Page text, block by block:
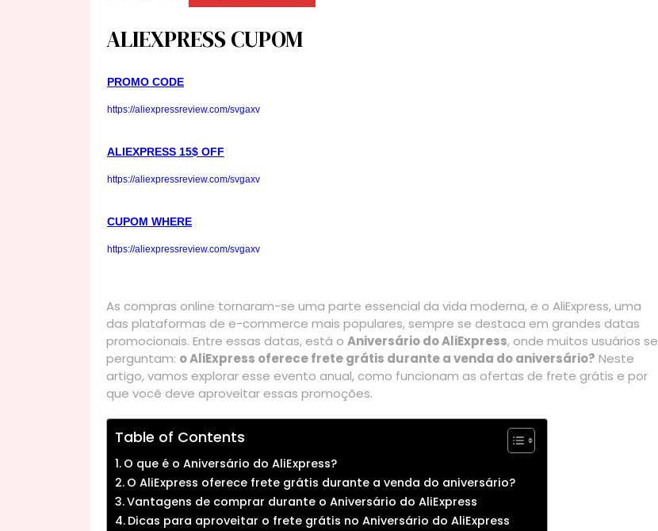
ALIEXPRESS CUPOM
PROMO CODE
https://aliexpressreview.com/svgaxv
ALIEXPRESS 15$ OFF
https://aliexpressreview.com/svgaxv
CUPOM WHERE
https://aliexpressreview.com/svgaxv
As compras online tornaram-se uma parte essencial da vida moderna, e o AliExpress, uma
das plataformas de e-commerce mais populares, sempre se destaca em grandes datas
promocionais. Entre essas datas, está o Aniversário do AliExpress, onde muitos usuários se
perguntam: o AliExpress oferece frete grátis durante a venda do aniversário? Neste
artigo, vamos explorar esse evento anual, como funcionam as ofertas de frete grátis e por
que você deve aproveitar essas promoções.
Table of Contents
O que é o Aniversário do AliExpress?
O AliExpress oferece frete grátis durante a venda do aniversário?
Vantagens de comprar durante o Aniversário do AliExpress
Dicas para aproveitar o frete grátis no Aniversário do AliExpress